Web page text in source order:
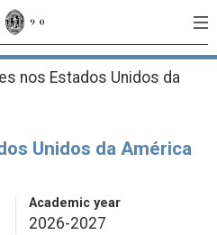
nos Estados Unidos da
Unidos da América
Academic year
2026-2027